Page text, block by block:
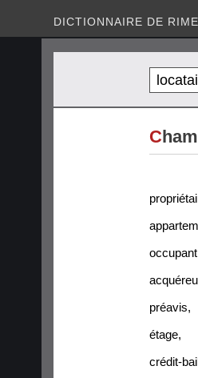
DICTIONNAIRE DE
C
occupant
préavis,
étage,
crédit-